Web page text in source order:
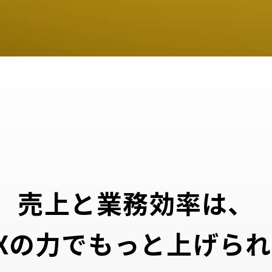
売上と業務効率は、
の力でもっと上げら